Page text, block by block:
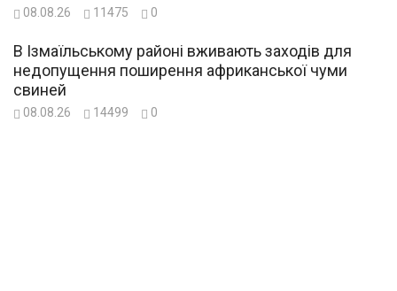
08.08.26 11475 0
В Ізмаїльському районі вживають заходів для
недопущення поширення африканської чуми
свиней
08.08.26 14499 0